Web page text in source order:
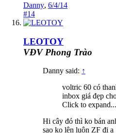
Danny, 6/4/14
#14
LEOTOY
VĐV Phong Trào
Danny said: ↑
voltric 60 có
inbox giá đẹp
Click to expand...
Hi cây đó thì ko bán
sao ko lên luôn ZF đi a